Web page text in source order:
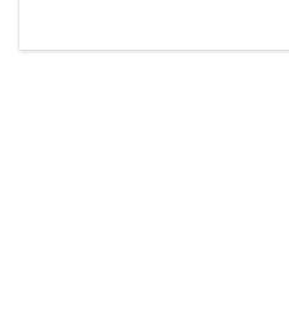
Der Weinbau dominert heute